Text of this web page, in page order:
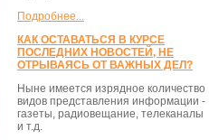
Подробнее...
КАК ОСТАВАТЬСЯ В КУРСЕ
ПОСЛЕДНИХ НОВОСТЕЙ, НЕ
ОТРЫВАЯСЬ ОТ ВАЖНЫХ ДЕЛ?
Ныне имеется изрядное количество
видов представления информации -
газеты, радиовещание, телеканалы
и т.д.